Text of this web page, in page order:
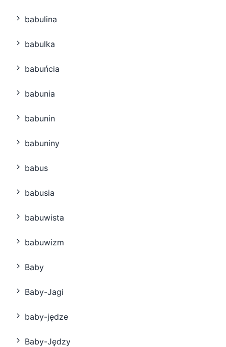
babulina
babulka
babuńcia
babunia
babunin
babuniny
babus
babusia
babuwista
babuwizm
Baby
Baby-Jagi
baby-jędze
Baby-Jędzy